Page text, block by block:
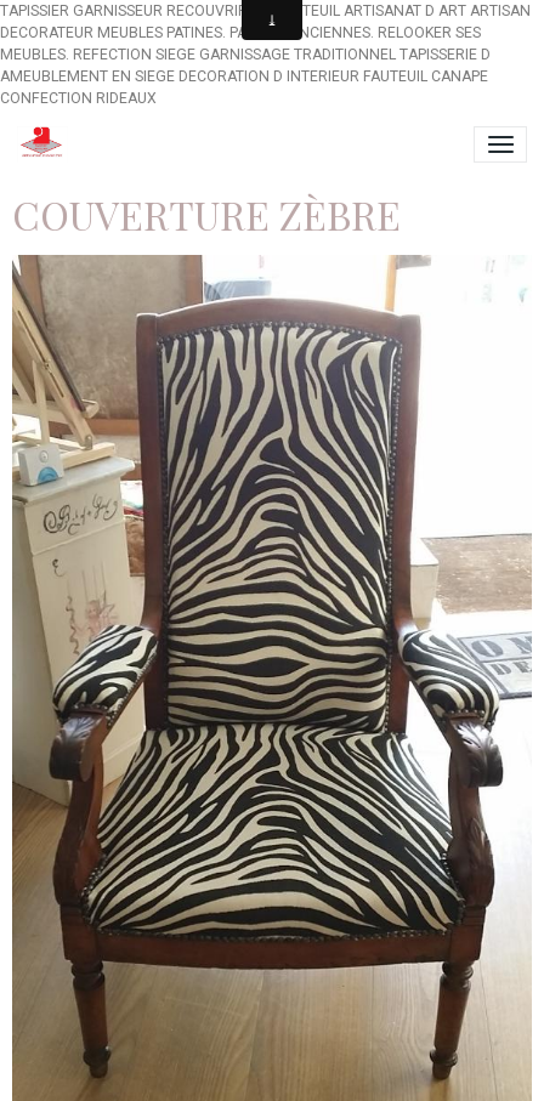
TAPISSIER GARNISSEUR RECOUVRIR UN FAUTEUIL ARTISANAT D ART ARTISAN
DECORATEUR MEUBLES PATINES. PATINES ANCIENNES. RELOOKER SES
MEUBLES. REFECTION SIEGE GARNISSAGE TRADITIONNEL TAPISSERIE D
AMEUBLEMENT EN SIEGE DECORATION D INTERIEUR FAUTEUIL CANAPE
CONFECTION RIDEAUX
COUVERTURE ZÈBRE